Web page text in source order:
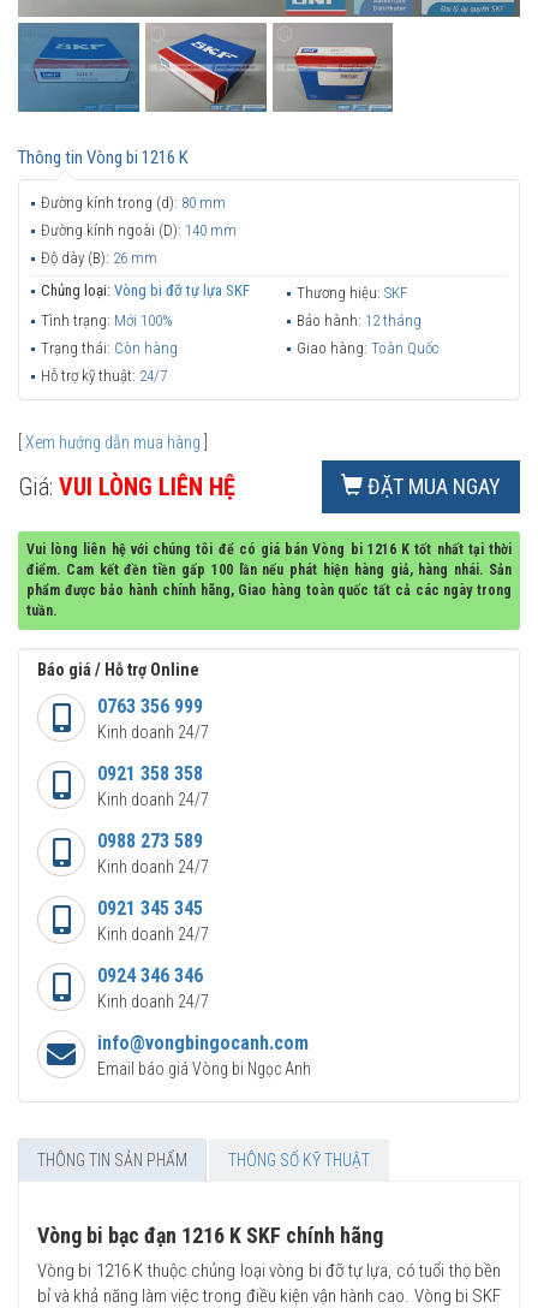
Thông tin Vòng bi 1216 K
Đường kính trong (d): 80 mm
Đường kính ngoài (D): 140 mm
Độ dày (B): 26 mm
Chủng loại: Vòng bi đỡ tự lựa SKF Thương hiệu: SKF
Tình trạng: Mới 100% Bảo hành: 12 tháng
Trạng thái: Còn hàng Giao hàng: Toàn Quốc
Hỗ trợ kỹ thuật: 24/7
Xem hướng dẫn mua hàng
Giá: VUI LÒNG LIÊN HỆ ĐẶT MUA NGAY
Vui lòng liên hệ với chúng tôi để có giá bán Vòng bi 1216 K tốt nhất tại thời
điểm. Cam kết đền tiền gấp 100 lần nếu phát hiện hàng giả, hàng nhái. Sản
phẩm được bảo hành chính hãng, Giao hàng toàn quốc tất cả các ngày trong
tuần.
Báo giá / Hỗ trợ Online
0763 356 999
Kinh doanh 24/7
0921 358 358
Kinh doanh 24/7
0988 273 589
Kinh doanh 24/7
0921 345 345
Kinh doanh 24/7
0924 346 346
Kinh doanh 24/7
info@vongbingocanh.com
Email báo giá Vòng bi Ngọc Anh
THÔNG TIN SẢN PHẨM THÔNG SỐ KỸ THUẬT
Vòng bi bạc đạn 1216 K SKF chính hãng
Vòng bi 1216 K thuộc chủng loại vòng bi đỡ tự lựa, có tuổi thọ bền
bỉ và khả năng làm việc trong điều kiện vận hành cao. Vòng bi SKF